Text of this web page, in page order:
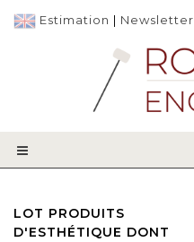
Estimation | Newsletter
LOT PRODUITS
D'ESTHÉTIQUE DONT